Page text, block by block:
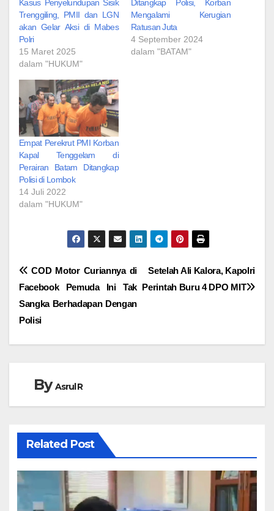
Kasus Penyelundupan Sisik
Trenggiling, PMII dan LGN
akan Gelar Aksi di Mabes
Polri
15 Maret 2025
dalam "HUKUM"
Ditangkap Polisi, Korban
Mengalami Kerugian
Ratusan Juta
4 September 2024
dalam "BATAM"
Empat Perekrut PMI Korban
Kapal Tenggelam di
Perairan Batam Ditangkap
Polisi di Lombok
14 Juli 2022
dalam "HUKUM"
Navigasi
pos
Setelah Ali Kalora, Kapolri
Perintah Buru 4 DPO MIT
COD Motor Curiannya di
Facebook Pemuda Ini Tak
Sangka Berhadapan Dengan
Polisi
ByAsrul R
Related Post